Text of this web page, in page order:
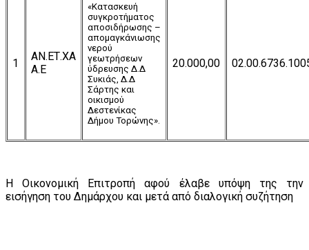
1
ΑΝ.ΕΤ.ΧΑ
Α.Ε
«Κατασκευή
συγκροτήματος
αποσιδήρωσης –
απομαγκάνιωσης
νερού
γεωτρήσεων
ύδρευσης Δ.Δ
Συκιάς, Δ.Δ
Σάρτης και
οικισμού
Δεστενίκας
Δήμου Τορώνης».
20.000,00
Η Οικονομική Επιτροπή αφού έλαβε υπόψη της την
εισήγηση του Δημάρχου και μετά από διαλογική συζήτηση